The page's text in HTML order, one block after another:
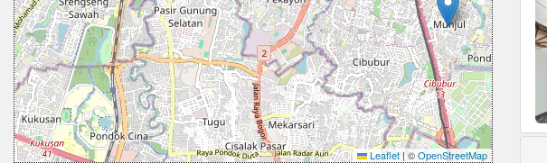
Leaflet |©OpenStreetMap